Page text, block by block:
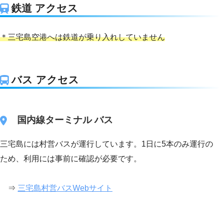
鉄道 アクセス
＊三宅島空港へは鉄道が乗り入れしていません
バス アクセス
国内線ターミナル バス
三宅島には村営バスが運行しています。1日に5本のみ運行の
ため、利用には事前に確認が必要です。
⇒ 三宅島村営バスWebサイト